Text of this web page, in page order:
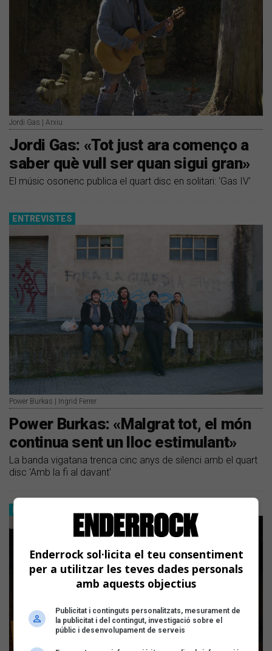
Jordi Gas | Arxiu
​Jordi Gas: «Tot just ara començo a
saber què vull ser quan sigui gran»
El músic osonenc publica el quart disc en solitari: ‘Gas IV’
ENTREVISTES
Power Burkas | Ingrid Ferrer
Power Burkas: «Malgrat tot, el món
continua sent un lloc estimulant»
La banda vigatana trenca cinc anys de silenci amb el quart
disc 'Amb la fi al davant'
Enderrock sol·licita el teu consentiment
per a utilitzar les teves dades personals
amb aquests objectius
Publicitat i continguts personalitzats, mesurament de
la publicitat i del contingut, investigació sobre el
públic i desenvolupament de serveis